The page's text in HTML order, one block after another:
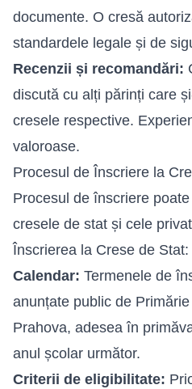
documente. O cresă
standardele legale și de
Recenzii și recomandări:
discută cu alți părinți care
cresele respective.
valoroase.
Procesul de Înscriere la
Procesul de înscriere
cresele de stat și cele
Înscrierea la Crese de Stat:
Calendar: Termenele de
anunțate public de
Prahova, adesea în
anul școlar următor.
Criterii de eligibilitate: